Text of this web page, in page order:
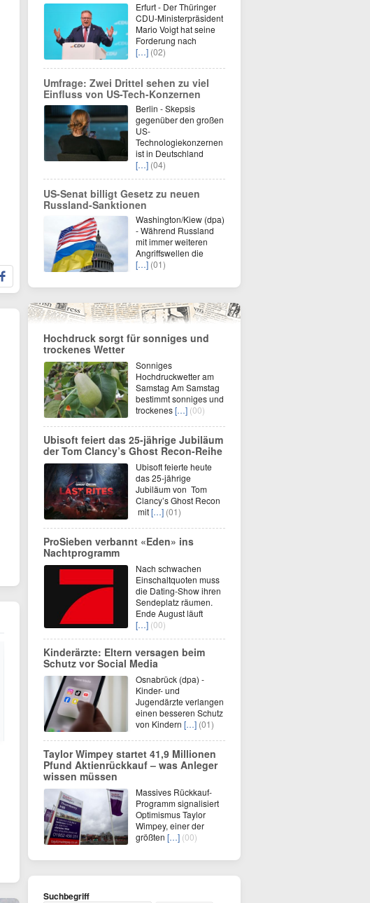
Erfurt - Der Thüringer
CDU-Ministerpräsident
Mario Voigt hat seine
Forderung nach
[…] (02)
Umfrage: Zwei Drittel sehen zu viel
Einfluss von US-Tech-Konzernen
Berlin - Skepsis
gegenüber den großen
US-
Technologiekonzernen
ist in Deutschland
[…] (04)
US-Senat billigt Gesetz zu neuen
Russland-Sanktionen
Washington/Kiew (dpa)
- Während Russland
mit immer weiteren
Angriffswellen die
[…] (01)
Hochdruck sorgt für sonniges und
trockenes Wetter
Sonniges
Hochdruckwetter am
Samstag Am Samstag
bestimmt sonniges und
trockenes[…] (00)
Ubisoft feiert das 25-jährige Jubiläum
der Tom Clancy’s Ghost Recon-Reihe
Ubisoft feierte heute
das 25-jährige
Jubiläum von Tom
Clancy’s Ghost Recon
mit[…] (01)
ProSieben verbannt «Eden» ins
Nachtprogramm
Nach schwachen
Einschaltquoten muss
die Dating-Show ihren
Sendeplatz räumen.
Ende August läuft
[…] (00)
Kinderärzte: Eltern versagen beim
Schutz vor Social Media
Osnabrück (dpa) -
Kinder- und
Jugendärzte verlangen
einen besseren Schutz
von Kindern […] (01)
Taylor Wimpey startet 41,9 Millionen
Pfund Aktienrückkauf – was Anleger
wissen müssen
Massives Rückkauf-
Programm signalisiert
Optimismus Taylor
Wimpey, einer der
größten […] (00)
Suchbegriff